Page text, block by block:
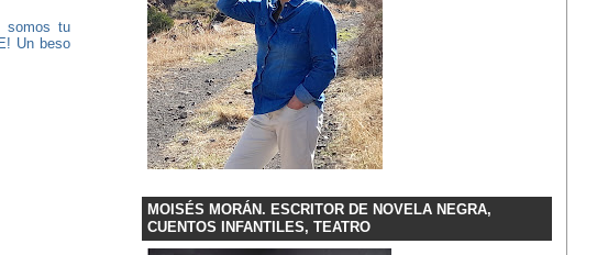
somos tu
Un beso
MOISÉS MORÁN. ESCRITOR DE NOVELA NEGRA,
CUENTOS INFANTILES, TEATRO